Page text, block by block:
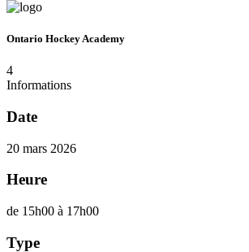
Ontario Hockey Academy
4
Informations
Date
20 mars 2026
Heure
de 15h00 à 17h00
Type